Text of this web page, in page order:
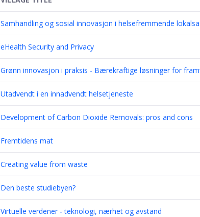
Samhandling og sosial innovasjon i helsefremmende
eHealth Security and Privacy
Grønn innovasjon i praksis - Bærekraftige løsninger for
Utadvendt i en innadvendt helsetjeneste
Development of Carbon Dioxide Removals: pros and cons
Fremtidens mat
Creating value from waste
Den beste studiebyen?
Virtuelle verdener - teknologi, nærhet og avstand